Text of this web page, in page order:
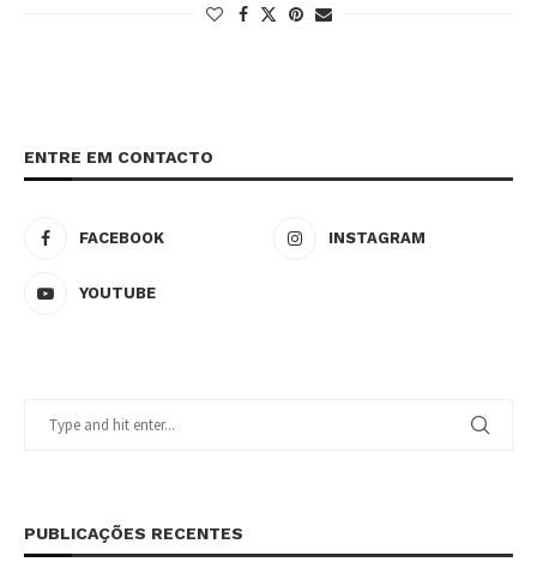
ENTRE EM CONTACTO
FACEBOOK INSTAGRAM
YOUTUBE
PUBLICAÇÕES RECENTES